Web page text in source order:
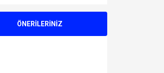
ÖNERİLERİNİZ